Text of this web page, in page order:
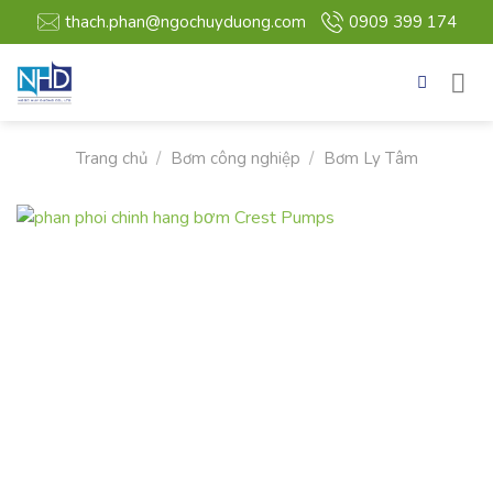
qua
nội
dung
thach.phan@ngochuyduong.com 0909 399 174
Trang chủ / Bơm công nghiệp / Bơm Ly Tâm